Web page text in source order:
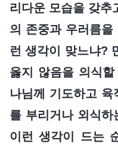
리다운 모습을 갖추
의 존중과 우러름
런 생각이 맞느냐?
옳지 않음을 의식
나님께 기도하고
를 부리거나 외식
이런 생각이 드는